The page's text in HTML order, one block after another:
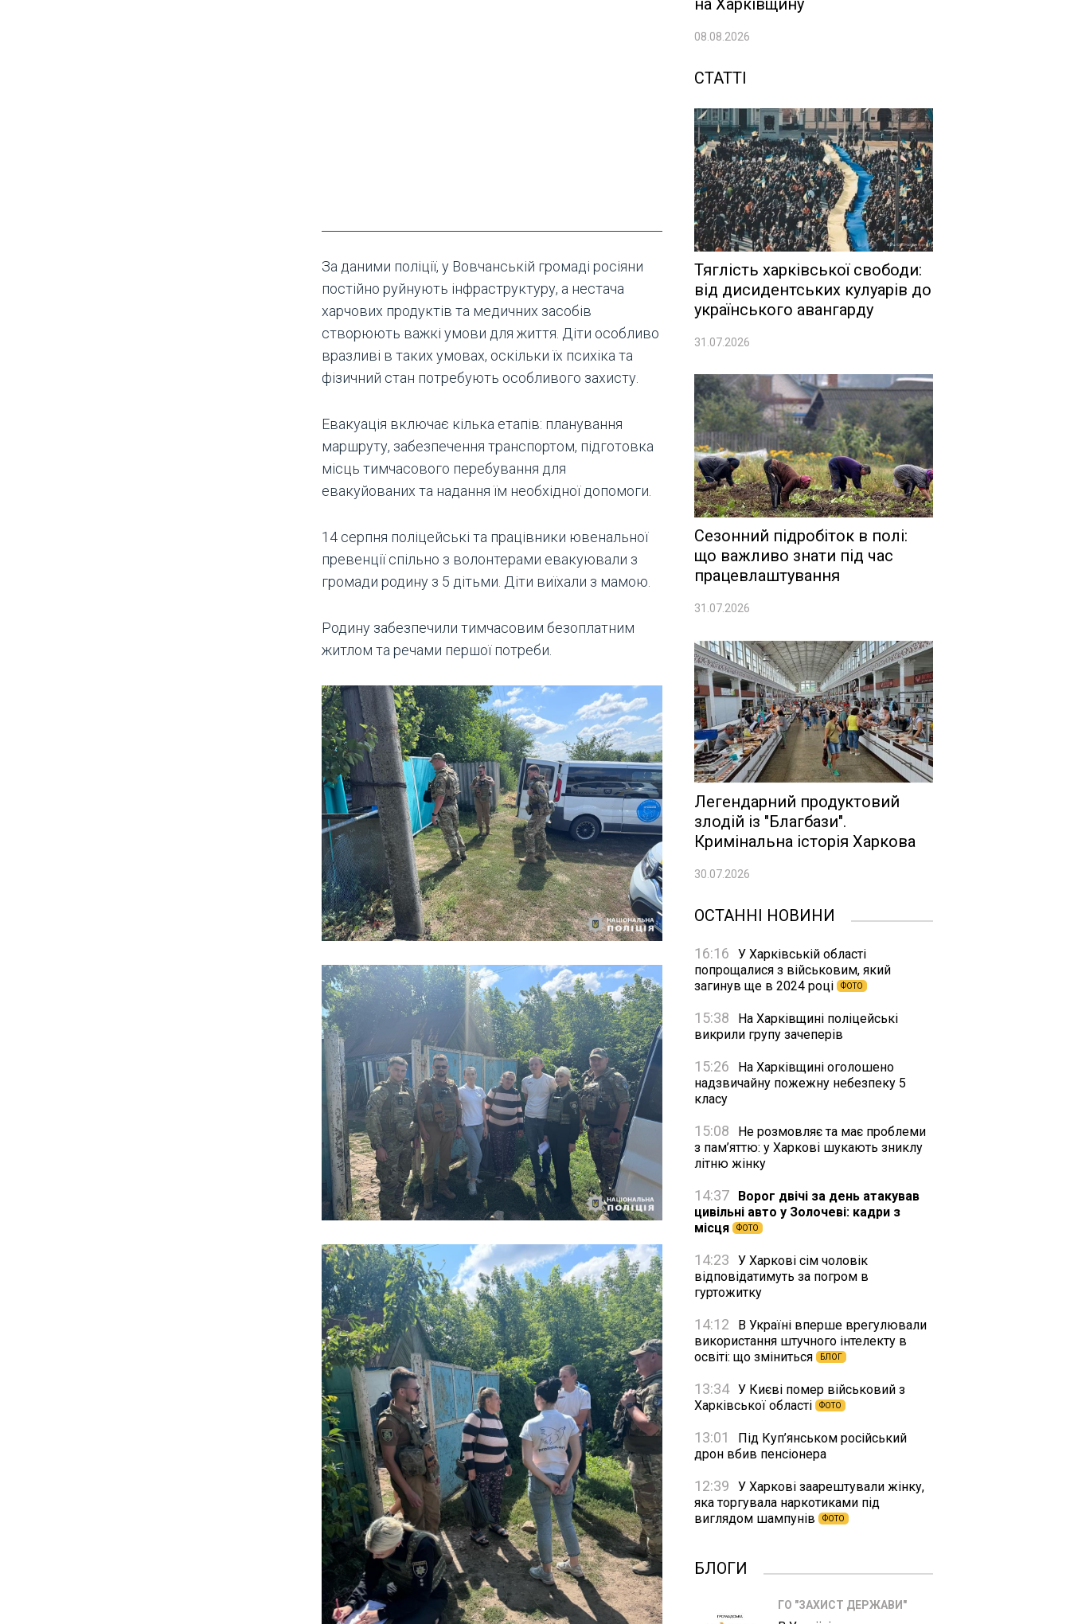
За даними поліції, у Вовчанській громаді росіяни
постійно руйнують інфраструктуру, а нестача
харчових продуктів та медичних засобів
створюють важкі умови для життя. Діти особливо
вразливі в таких умовах, оскільки їх психіка та
фізичний стан потребують особливого захисту.
Евакуація включає кілька етапів: планування
маршруту, забезпечення транспортом, підготовка
місць тимчасового перебування для
евакуйованих та надання їм необхідної допомоги.
14 серпня поліцейські та працівники ювенальної
превенції спільно з волонтерами евакуювали з
громади родину з 5 дітьми. Діти виїхали з мамою.
Родину забезпечили тимчасовим безоплатним
житлом та речами першої потреби.
на Харківщину
08.08.2026
СТАТТІ
Тяглість харківської свободи:
від дисидентських кулуарів до
українського авангарду
31.07.2026
Сезонний підробіток в полі:
що важливо знати під час
працевлаштування
31.07.2026
Легендарний продуктовий
злодій із "Благбази".
Кримінальна історія Харкова
30.07.2026
ОСТАННІ НОВИНИ
16:16
У Харківській області
попрощалися з військовим, який
загинув ще в 2024 році
ФОТО
15:38
На Харківщині поліцейські
викрили групу зачеперів
15:26
На Харківщині оголошено
надзвичайну пожежну небезпеку 5
класу
15:08
Не розмовляє та має проблеми
з пам’яттю: у Харкові шукають зниклу
літню жінку
14:37
Ворог двічі за день атакував
цивільні авто у Золочеві: кадри з
місця
ФОТО
14:23
У Харкові сім чоловік
відповідатимуть за погром в
гуртожитку
14:12
В Україні вперше врегулювали
використання штучного інтелекту в
освіті: що зміниться
БЛОГ
13:34 У Києві помер військовий з
Харківської області
ФОТО
13:01
Під Куп’янськом російський
дрон вбив пенсіонера
12:39
У Харкові заарештували жінку,
яка торгувала наркотиками під
виглядом шампунів
ФОТО
БЛОГИ
ГО "ЗАХИСТ ДЕРЖАВИ"